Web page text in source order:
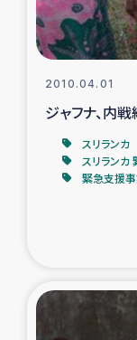
仮
ガ
2010.04.01
ジャフナ、内戦
スリランカ
スリラン
緊急支援